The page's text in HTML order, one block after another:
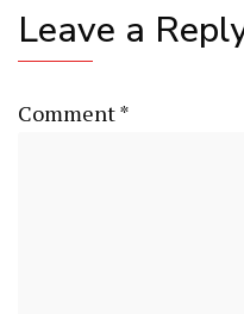
Leave a
Comment*